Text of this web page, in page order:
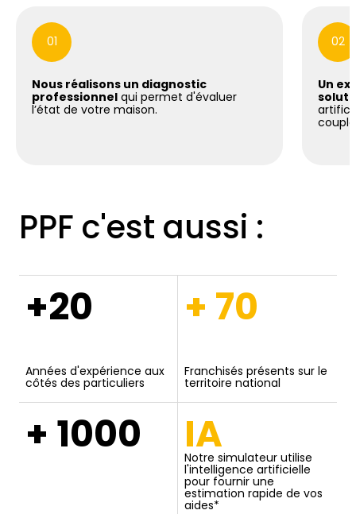
01
Nous réalisons un diagnostic
professionnel qui permet d'évaluer
l’état de votre maison.
02
Un
PPF c'est aussi :
+20
Années d'expérience aux
côtés des particuliers
+ 70
Franchisés présents sur le
territoire national
+ 1000 IA
Notre simulateur utilise
l'intelligence artificielle
pour fournir une
estimation rapide de vos
aides*